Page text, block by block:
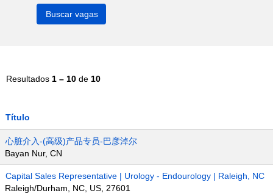
Resultados 1 – 10 de 10
Título
心脏介入-(高级)产品专员-巴彦淖尔
Bayan Nur, CN
Capital Sales Representative | Urology - Endourology | Raleigh, NC
Raleigh/Durham, NC, US, 27601